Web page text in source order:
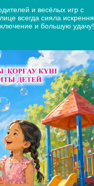
и весёлых игр с
всегда сияла
и большую удачу!